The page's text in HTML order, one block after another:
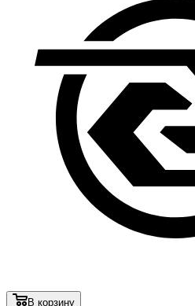
В корзину